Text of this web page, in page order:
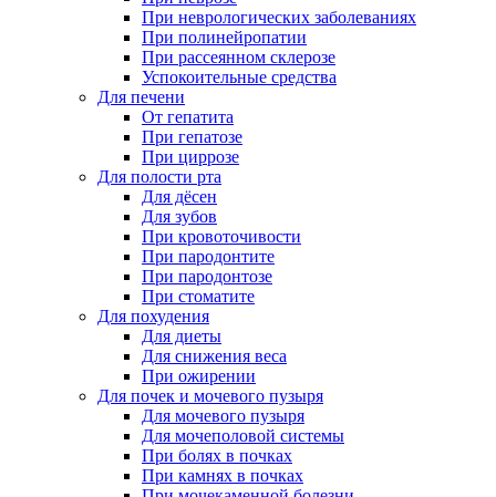
При неврологических заболеваниях
При полинейропатии
При рассеянном склерозе
Успокоительные средства
Для печени
От гепатита
При гепатозе
При циррозе
Для полости рта
Для дёсен
Для зубов
При кровоточивости
При пародонтите
При пародонтозе
При стоматите
Для похудения
Для диеты
Для снижения веса
При ожирении
Для почек и мочевого пузыря
Для мочевого пузыря
Для мочеполовой системы
При болях в почках
При камнях в почках